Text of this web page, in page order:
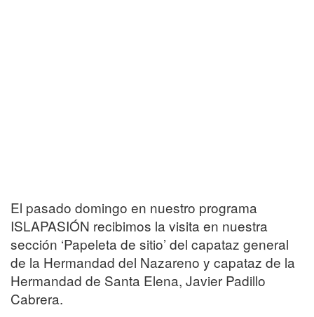
El pasado domingo en nuestro programa
ISLAPASIÓN recibimos la visita en nuestra
sección ‘Papeleta de sitio’ del capataz general
de la Hermandad del Nazareno y capataz de la
Hermandad de Santa Elena, Javier Padillo
Cabrera.